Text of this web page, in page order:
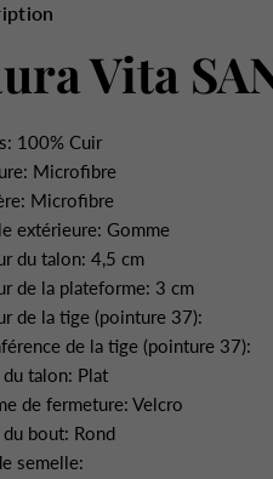
Vita
100% Cuir
Microfibre
Microfibre
extérieure: Gomme
du talon: 4,5 cm
de la plateforme: 3 cm
de la tige (pointure 37):
de la tige (pointure 37):
du talon: Plat
de fermeture: Velcro
du bout: Rond
semelle: